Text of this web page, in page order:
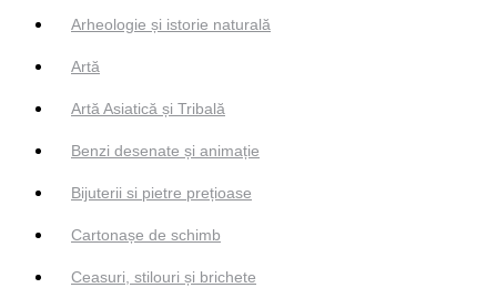
Arheologie și istorie naturală
Artă
Artă Asiatică și Tribală
Benzi desenate și animație
Bijuterii si pietre prețioase
Cartonașe de schimb
Ceasuri, stilouri și brichete